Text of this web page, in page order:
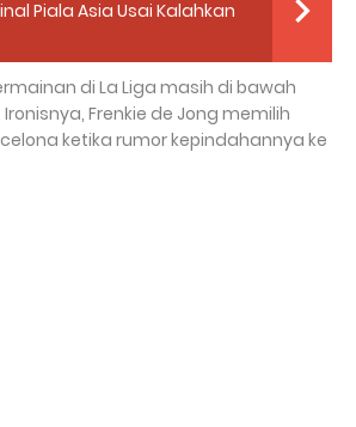
Piala Asia Usai Kalahkan
di La Liga masih di bawah
Frenkie de Jong memilih
ketika rumor kepindahannya ke